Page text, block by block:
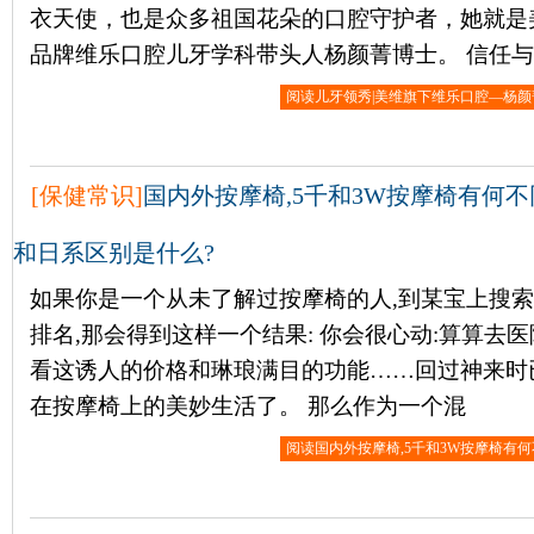
衣天使，也是众多祖国花朵的口腔守护者，她就
品牌维乐口腔儿牙学科带头人杨颜菁博士。 信任
阅读儿牙领秀|美维旗下维乐口腔—杨
[保健常识]国内外按摩椅,5千和3W按摩椅有何
和日系区别是什么?
如果你是一个从未了解过按摩椅的人,到某宝上搜
排名,那会得到这样一个结果: 你会很心动:算算去
看这诱人的价格和琳琅满目的功能……回过神来时
在按摩椅上的美妙生活了。 那么作为一个混
阅读国内外按摩椅,5千和3W按摩椅有